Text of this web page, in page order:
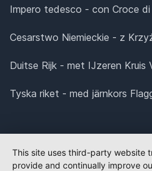
Impero tedesco - con Croce di
Cesarstwo Niemieckie - z
Duitse Rijk - met IJzeren Kruis
Tyska riket - med järnkors
This site uses third-party website
provide and continually improve